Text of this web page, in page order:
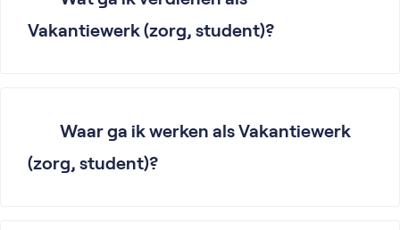
Vakantiewerk (zorg, student)?
Waar ga ik werken als Vakantiewerk
(zorg, student)?